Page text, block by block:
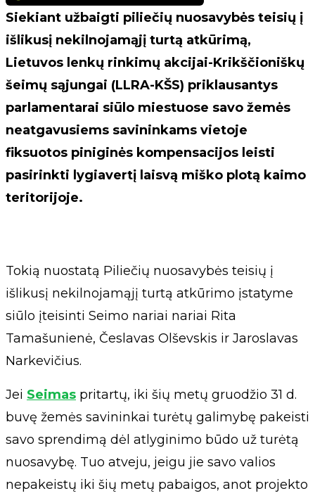
Siekiant užbaigti piliečių nuosavybės teisių į
išlikusį nekilnojamąjį turtą atkūrimą,
Lietuvos lenkų rinkimų akcijai-Krikščioniškų
šeimų sąjungai (LLRA-KŠS) priklausantys
parlamentarai siūlo miestuose savo žemės
neatgavusiems savininkams vietoje
fiksuotos piniginės kompensacijos leisti
pasirinkti lygiavertį laisvą miško plotą kaimo
teritorijoje.
Tokią nuostatą Piliečių nuosavybės teisių į
išlikusį nekilnojamąjį turtą atkūrimo įstatyme
siūlo įteisinti Seimo nariai nariai Rita
Tamašunienė, Česlavas Olševskis ir Jaroslavas
Narkevičius.
Jei Seimas pritartų, iki šių metų gruodžio 31 d.
buvę žemės savininkai turėtų galimybę pakeisti
savo sprendimą dėl atlyginimo būdo už turėtą
nuosavybę. Tuo atveju, jeigu jie savo valios
nepakeistų iki šių metų pabaigos, anot projekto